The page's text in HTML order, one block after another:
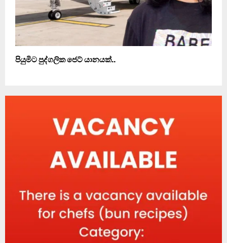
පියුමිට පුද්ගලික ජෙට් යානයක්..